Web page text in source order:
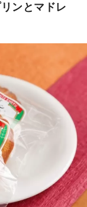
が特徴です。
。
飲したり、
しを使ったお
富なライン
も紹介してく
しくなりま
こだわりか
に切り替え
機JAS認定を
真内の商品
になります。
ンとマドレ